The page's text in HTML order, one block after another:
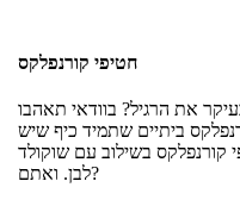
חטיפי קורנפלקס
את הרגיל? בוודאי תאהבו
ביתיים שתמיד כיף שיש
קורנפלקס בשילוב עם שוקולד
לבן. ואתם?